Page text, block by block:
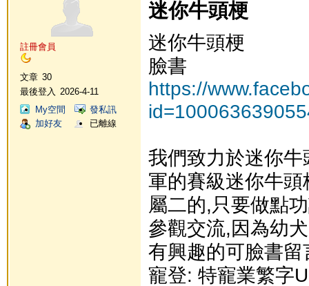
註冊會員
文章 30
最後登入
2026-4-11
My空間
發私訊
加好友
已離線
迷你牛頭梗
迷你牛頭梗
臉書
https://
我們致力於迷你
軍的賽級迷你牛
屬二的,只要做點
參觀交流,因為幼
有興趣的可臉書
寵登: 特寵業繁字